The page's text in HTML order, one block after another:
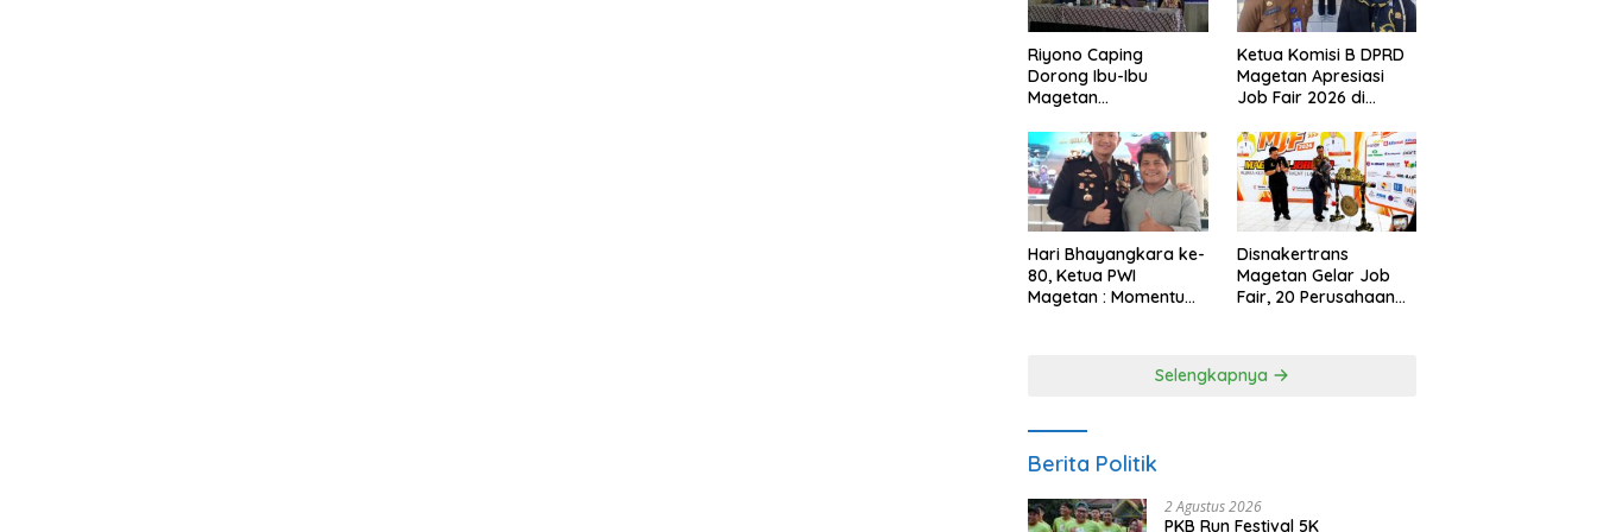
Riyono Caping
Dorong Ibu-Ibu
Magetan
Ikan, Perkuat Budaya
Gemar Makan Ikan
Ketua Komisi B DPRD
Magetan Apresiasi
Job Fair 2026 di
Anggaran
Hari Bhayangkara ke-
80, Ketua PWI
Magetan : Momentum
Disnakertrans
Magetan Gelar Job
Fair, 20 Perusahaan
Selengkapnya
Berita Politik
2 Agustus 2026
PKB Run Festival 5K